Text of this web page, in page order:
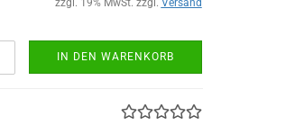
zzgl. 19% MwSt. zzgl. Versand
IN DEN WARENKORB